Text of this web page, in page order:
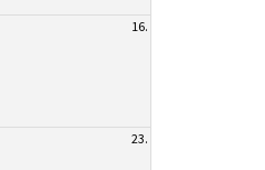
16.
23.